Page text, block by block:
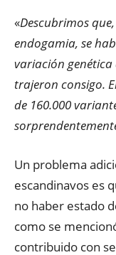
«Descubrimos
endogamia, se
variación
trajeron consigo.
de 160.000
Un problema
escandinavos es
no haber estado
como se
contribuido con